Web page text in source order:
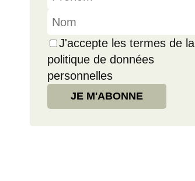
J'accepte les termes de la
politique de données
personnelles